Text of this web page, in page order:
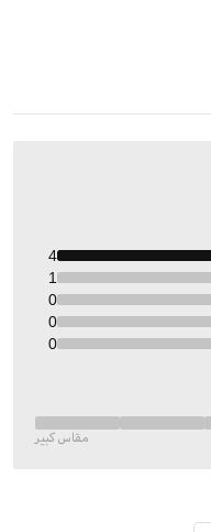
4
1
0
0
0
مقاس كبير